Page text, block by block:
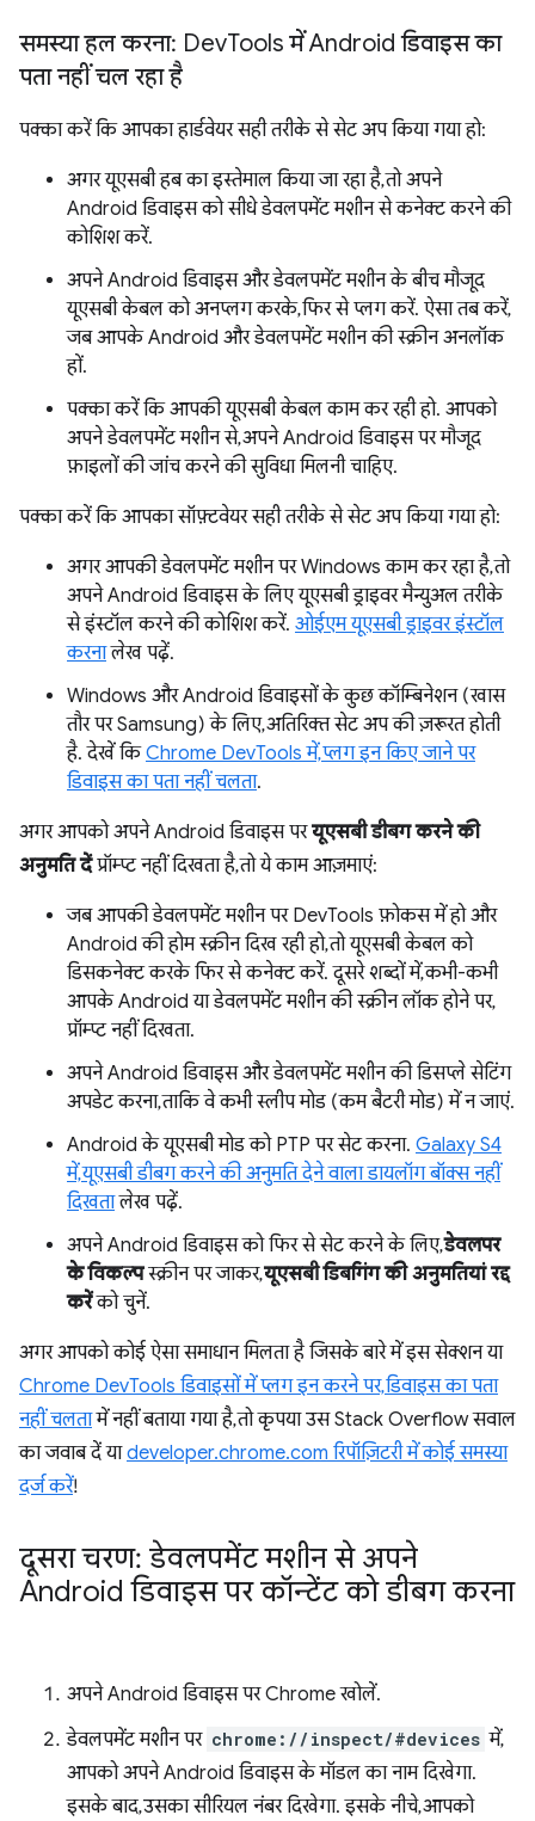
समस्या हल करना: DevTools में Android डिवाइस का
पता नहीं चल रहा है
पक्का करें कि आपका हार्डवेयर सही तरीके से सेट अप किया गया हो:
अगर यूएसबी हब का इस्तेमाल किया जा रहा है, तो अपने
Android डिवाइस को सीधे डेवलपमेंट मशीन से कनेक्ट करने की
कोशिश करें.
अपने Android डिवाइस और डेवलपमेंट मशीन के बीच मौजूद
यूएसबी केबल को अनप्लग करके, फिर से प्लग करें. ऐसा तब करें,
जब आपके Android और डेवलपमेंट मशीन की स्क्रीन अनलॉक
हों.
पक्का करें कि आपकी यूएसबी केबल काम कर रही हो. आपको
अपने डेवलपमेंट मशीन से, अपने Android डिवाइस पर मौजूद
फ़ाइलों की जांच करने की सुविधा मिलनी चाहिए.
पक्का करें कि आपका सॉफ़्टवेयर सही तरीके से सेट अप किया गया हो:
अगर आपकी डेवलपमेंट मशीन पर Windows काम कर रहा है, तो
अपने Android डिवाइस के लिए यूएसबी ड्राइवर मैन्युअल तरीके
से इंस्टॉल करने की कोशिश करें. ओईएम यूएसबी ड्राइवर इंस्टॉल
करनालेख पढ़ें.
Windows और Android डिवाइसों के कुछ कॉम्बिनेशन (खास
तौर पर Samsung) के लिए, अतिरिक्त सेट अप की ज़रूरत होती
है. देखें किChrome DevTools में, प्लग इन किए जाने पर
डिवाइस का पता नहीं चलता.
अगर आपको अपने Android डिवाइस परयूएसबी डीबग करने की
अनुमति देंप्रॉम्प्ट नहीं दिखता है, तो ये काम आज़माएं:
जब आपकी डेवलपमेंट मशीन पर DevTools फ़ोकस में हो और
Android की होम स्क्रीन दिख रही हो, तो यूएसबी केबल को
डिसकनेक्ट करके फिर से कनेक्ट करें. दूसरे शब्दों में, कभी-कभी
आपके Android या डेवलपमेंट मशीन की स्क्रीन लॉक होने पर,
प्रॉम्प्ट नहीं दिखता.
अपने Android डिवाइस और डेवलपमेंट मशीन की डिसप्ले सेटिंग
अपडेट करना, ताकि वे कभी स्लीप मोड (कम बैटरी मोड) में न जाएं.
Android के यूएसबी मोड को PTP पर सेट करना. Galaxy S4
में, यूएसबी डीबग करने की अनुमति देने वाला डायलॉग बॉक्स नहीं
दिखतालेख पढ़ें.
अपने Android डिवाइस को फिर से सेट करने के लिए,डेवलपर
के विकल्पस्क्रीन पर जाकर,यूएसबी डिबगिंग की अनुमतियां रद्द
करेंको चुनें.
अगर आपको कोई ऐसा समाधान मिलता है जिसके बारे में इस सेक्शन या
Chrome DevTools डिवाइसों में प्लग इन करने पर, डिवाइस का पता
नहीं चलतामें नहीं बताया गया है, तो कृपया उस Stack Overflow सवाल
का जवाब दें याdeveloper.chrome.com रिपॉज़िटरी में कोई समस्या
दर्ज करें!
दूसरा चरण: डेवलपमेंट मशीन से अपने
Android डिवाइस पर कॉन्टेंट को डीबग करना
अपने Android डिवाइस पर Chrome खोलें.
डेवलपमेंट मशीन पर chrome://inspect/#devices में,
आपको अपने Android डिवाइस के मॉडल का नाम दिखेगा.
इसके बाद, उसका सीरियल नंबर दिखेगा. इसके नीचे, आपको